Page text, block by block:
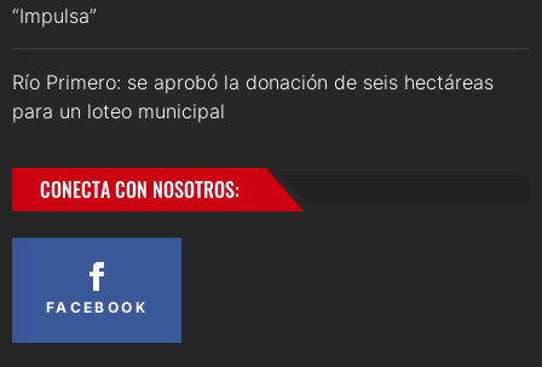
“Impulsa”
Río Primero: se aprobó la donación de seis hectáreas
para un loteo municipal
CONECTA CON NOSOTROS:
FACEBOOK